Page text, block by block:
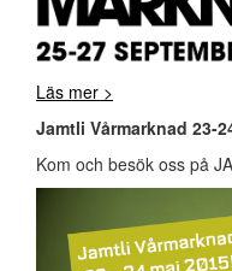
Läs mer >
Jamtli Vårmarknad 23-
Kom och besök oss på